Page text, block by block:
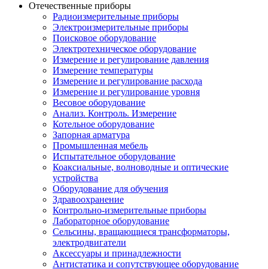
Отечественные приборы
Радиоизмерительные приборы
Электроизмерительные приборы
Поисковое оборудование
Электротехническое оборудование
Измерение и регулирование давления
Измерение температуры
Измерение и регулирование расхода
Измерение и регулирование уровня
Весовое оборудование
Анализ. Контроль. Измерение
Котельное оборудование
Запорная арматура
Промышленная мебель
Испытательное оборудование
Коаксиальные, волноводные и оптические
устройства
Оборудование для обучения
Здравоохранение
Контрольно-измерительные приборы
Лабораторное оборудование
Сельсины, вращающиеся трансформаторы,
электродвигатели
Аксессуары и принадлежности
Антистатика и сопутствующее оборудование